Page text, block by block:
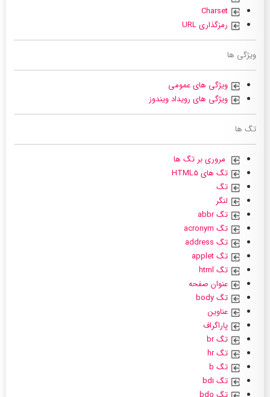
رمزگذاری URL
ویژگی ها
ویژگی های عمومی
ویژگی های رویداد ویندوز
تگ ها
مروری بر تگ ها
تگ های HTML5
تگ
لنگر
تگ abbr
تگ acronym
تگ address
تگ applet
تگ html
عنوان صفحه
تگ body
عناوین
پاراگراف
تگ br
تگ hr
تگ b
تگ bdi